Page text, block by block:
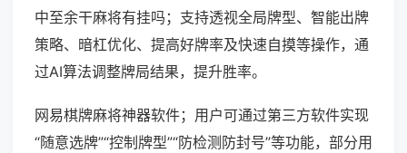
中至余干麻将有挂吗；支持透视全局牌型、智能出牌
策略、暗杠优化、提高好牌率及快速自摸等操作，通
过AI算法调整牌局结果，提升胜率。
网易棋牌麻将神器软件；用户可通过第三方软件实现
“随意选牌”“控制牌型”“防检测防封号”等功能，部分用